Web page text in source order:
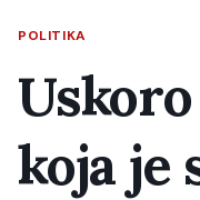
POLITIKA
koja je